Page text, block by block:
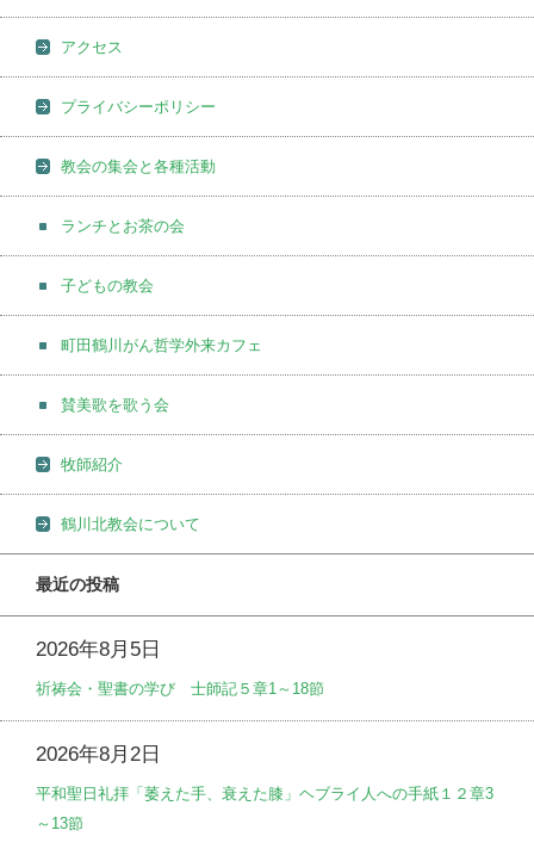
アクセス
プライバシーポリシー
教会の集会と各種活動
ランチとお茶の会
子どもの教会
町田鶴川がん哲学外来カフェ
賛美歌を歌う会
牧師紹介
鶴川北教会について
最近の投稿
2026年8月5日
祈祷会・聖書の学び 士師記５章1～18節
2026年8月2日
平和聖日礼拝「萎えた手、衰えた膝」ヘブライ人への手紙１２章3
～13節